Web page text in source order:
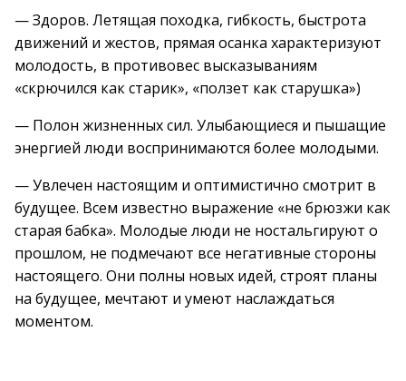
— Здоров. Летящая походка, гибкость, быстрота
движений и жестов, прямая осанка характеризуют
молодость, в противовес высказываниям
«скрючился как старик», «ползет как старушка»)
— Полон жизненных сил. Улыбающиеся и пышащие
энергией люди воспринимаются более молодыми.
— Увлечен настоящим и оптимистично смотрит в
будущее. Всем известно выражение «не брюзжи как
старая бабка». Молодые люди не ностальгируют о
прошлом, не подмечают все негативные стороны
настоящего. Они полны новых идей, строят планы
на будущее, мечтают и умеют наслаждаться
моментом.